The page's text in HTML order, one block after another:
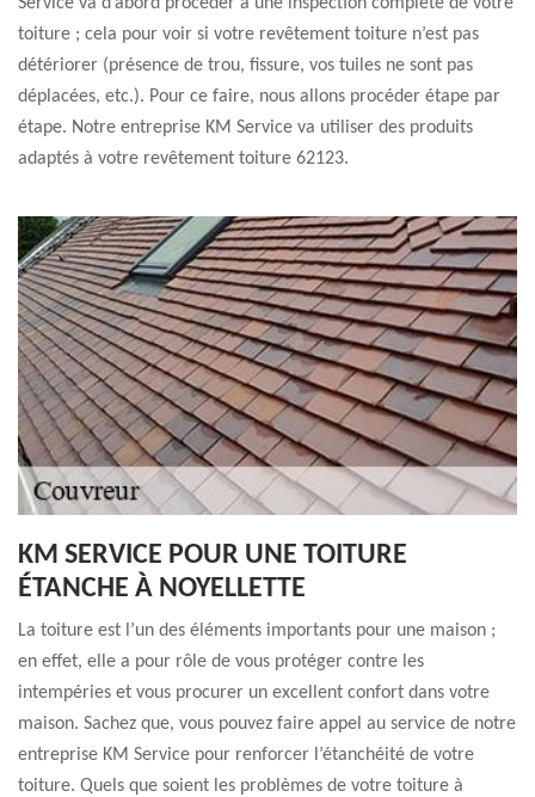
toiture ; cela pour voir si votre revêtement toiture n’est pas
détériorer (présence de trou, fissure, vos tuiles ne sont pas
déplacées, etc.). Pour ce faire, nous allons procéder étape par
étape. Notre entreprise KM Service va utiliser des produits
adaptés à votre revêtement toiture 62123.
KM SERVICE POUR UNE TOITURE
ÉTANCHE À NOYELLETTE
La toiture est l’un des éléments importants pour une maison ;
en effet, elle a pour rôle de vous protéger contre les
intempéries et vous procurer un excellent confort dans votre
maison. Sachez que, vous pouvez faire appel au service de notre
entreprise KM Service pour renforcer l’étanchéité de votre
toiture. Quels que soient les problèmes de votre toiture à